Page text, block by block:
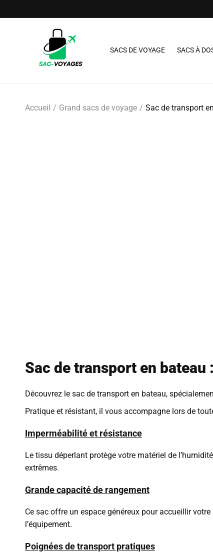
SACS DE VOYAGE SACS À
Accueil Grand sacs de voyage Sac de transport
Sac de transport en
Découvrez le sac de transport en bateau,
Pratique et résistant, il vous accompagne lors de
Imperméabilité et résistance
Le tissu déperlant protège votre matériel de
extrêmes.
Grande capacité de rangement
Ce sac offre un espace généreux pour accueillir
l’équipement.
Poignées de transport pratiques